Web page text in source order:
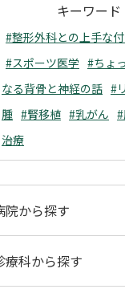
科）妊婦の皆さま
01/30
キーワード
#整形外科との上手な
#スポーツ医学 #ちょ
なる背骨と神経の話 #
腫 #腎移植 #乳がん
治療
院から探す
療科から探す